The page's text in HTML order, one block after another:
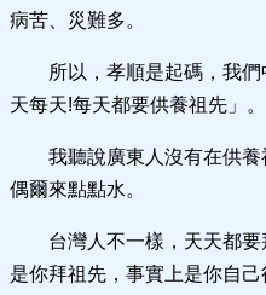
病苦、災難多。
所以，孝順是起碼，我
天每天!每天都要供養祖先」。
我聽說廣東人沒有在供養
偶爾來點點水。
台灣人不一樣，天天都
是你拜祖先，事實上是你自己